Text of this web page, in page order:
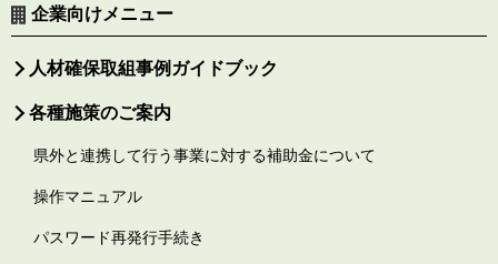
企業向けメニュー
人材確保取組事例ガイドブック
各種施策のご案内
県外と連携して行う事業に対する補助金について
操作マニュアル
パスワード再発行手続き